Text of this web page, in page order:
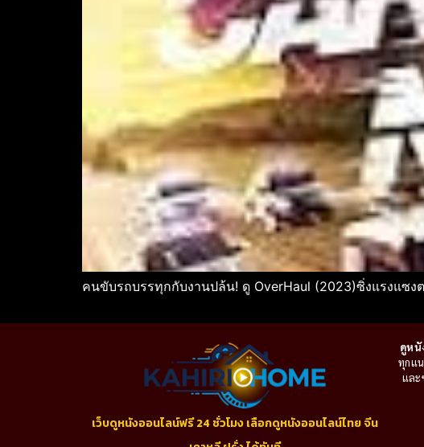
คนขับรถบรรทุกกับงานปล้น! ดู OverHaul (2023)ซิ่งแรงแซง
เว็บดูหนังออนไลน์ฟรี 24 ชั่วโมง เลือกดูหนังออนไลน์ไทย จีน
ดูหนั
ทุกแ
และ